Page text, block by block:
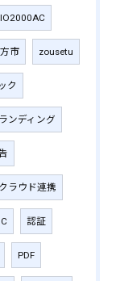
市 zousetu
ク
ンディング
クラウド連携
認証
PDF